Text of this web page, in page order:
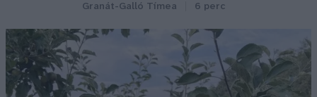
Granát-Galló Tímea 6 perc